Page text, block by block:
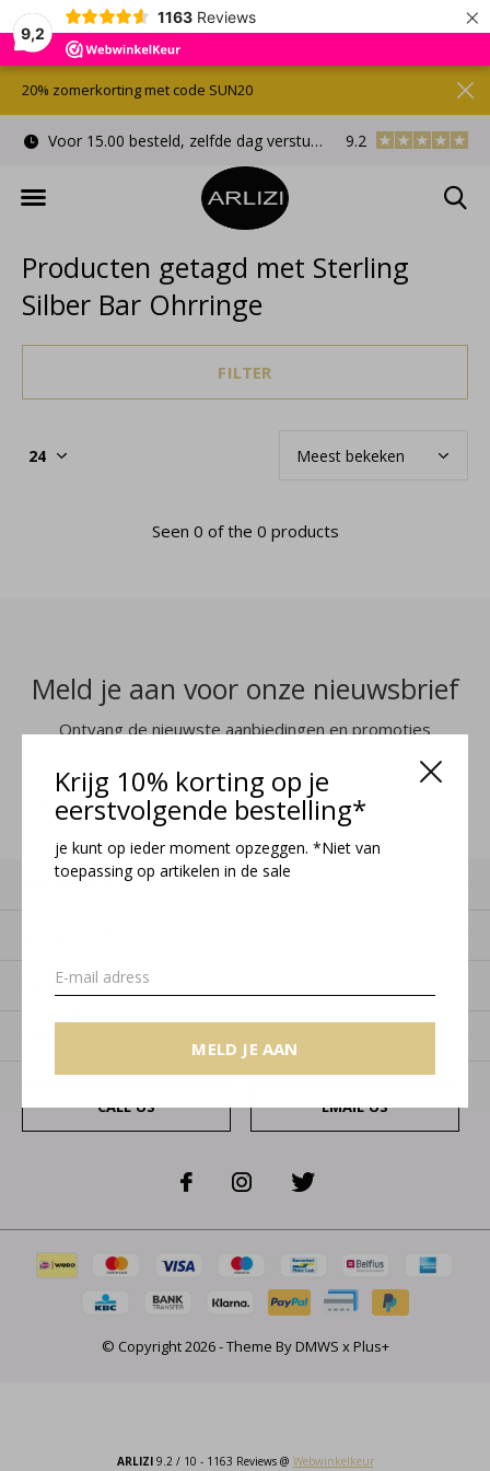
9,2
1163 Reviews ×
Krijg 10% korting op je
eerstvolgende bestelling*
je kunt op ieder moment opzeggen. *Niet van
toepassing op artikelen in de sale
MELD JE AAN
Voor 15.00 besteld, zelfde dag verstuurd Gratis
9.2
20% zomerkorting met code SUN20
Producten getagd met Sterling
Silber Bar Ohrringe
FILTER
Seen 0 of the 0 products
Meld je aan voor onze nieuwsbrief
Ontvang de nieuwste aanbiedingen en promoties
MELD JE AAN
Klantenservice
Categorieën
CALL US EMAIL US
© Copyright2026- Theme ByDMWS xPlus+
ARLIZI9.2/ 10 - 1163 Reviews @ Webwinkelkeur